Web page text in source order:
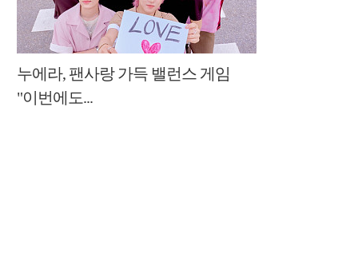
누에라, 팬사랑 가득 밸런스 게임
"이번에도...